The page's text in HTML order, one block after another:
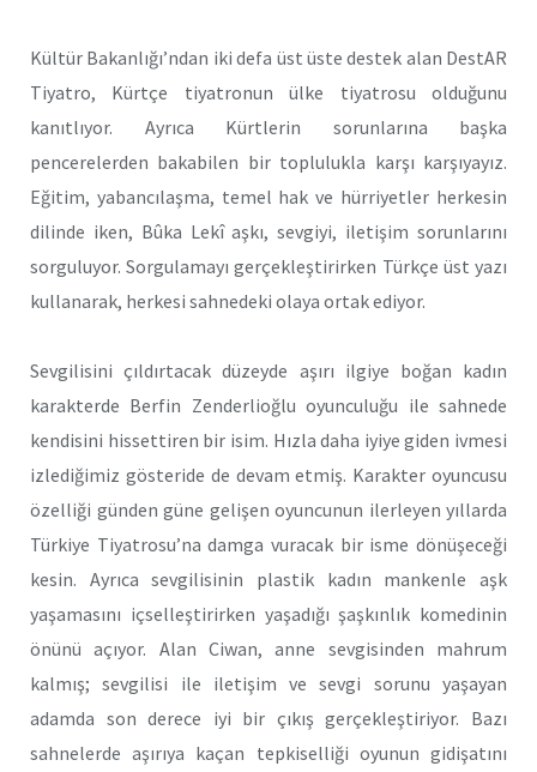
Kültür Bakanlığı’ndan iki defa üst üste destek alan DestAR
Tiyatro, Kürtçe tiyatronun ülke tiyatrosu olduğunu
kanıtlıyor. Ayrıca Kürtlerin sorunlarına başka
pencerelerden bakabilen bir toplulukla karşı karşıyayız.
Eğitim, yabancılaşma, temel hak ve hürriyetler herkesin
dilinde iken, Bûka Lekî aşkı, sevgiyi, iletişim sorunlarını
sorguluyor. Sorgulamayı gerçekleştirirken Türkçe üst yazı
kullanarak, herkesi sahnedeki olaya ortak ediyor.
Sevgilisini çıldırtacak düzeyde aşırı ilgiye boğan kadın
karakterde Berfin Zenderlioğlu oyunculuğu ile sahnede
kendisini hissettiren bir isim. Hızla daha iyiye giden ivmesi
izlediğimiz gösteride de devam etmiş. Karakter oyuncusu
özelliği günden güne gelişen oyuncunun ilerleyen yıllarda
Türkiye Tiyatrosu’na damga vuracak bir isme dönüşeceği
kesin. Ayrıca sevgilisinin plastik kadın mankenle aşk
yaşamasını içselleştirirken yaşadığı şaşkınlık komedinin
önünü açıyor. Alan Ciwan, anne sevgisinden mahrum
kalmış; sevgilisi ile iletişim ve sevgi sorunu yaşayan
adamda son derece iyi bir çıkış gerçekleştiriyor. Bazı
sahnelerde aşırıya kaçan tepkiselliği oyunun gidişatını